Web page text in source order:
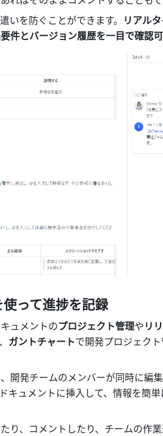
いを防ぐことができます。 リアル
件とバージョン履歴を一目で確認
って進捗を記録
ュメントのプロジェクト管理やリ
ガントチャートで開発プロジェク
開発チームのメンバーが同時に編
キュメントに挿入して、情報を簡
り、コメントしたり、チームの作